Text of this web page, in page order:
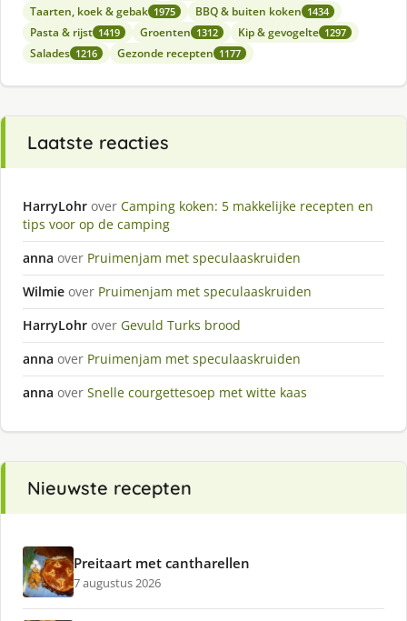
Taarten, koek & gebak 1975 BBQ & buiten koken 1434
Pasta & rijst 1419 Groenten 1312 Kip & gevogelte 1297
Salades 1216 Gezonde recepten 1177
Laatste reacties
HarryLohr over Camping koken: 5 makkelijke recepten en
tips voor op de camping
anna over Pruimenjam met speculaaskruiden
Wilmie over Pruimenjam met speculaaskruiden
HarryLohr over Gevuld Turks brood
anna over Pruimenjam met speculaaskruiden
anna over Snelle courgettesoep met witte kaas
Nieuwste recepten
Preitaart met cantharellen
7 augustus 2026